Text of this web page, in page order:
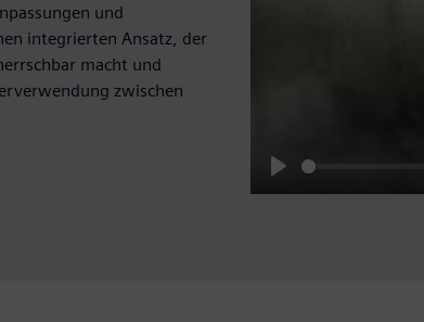
und
integrierten Ansatz, der
macht und
zwischen
Play